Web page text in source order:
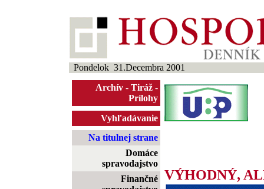
Pondelok 31.Decembra 2001
Archív - Tiráž -
Prílohy
Vyhľadávanie
Na titulnej strane
Domáce
spravodajstvo
Finančné
VÝHODNÝ,